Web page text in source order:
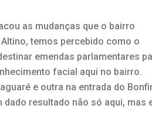
as mudanças que o bairro
temos percebido como o
emendas parlamentares
facial aqui no bairro.
e outra na entrada do
resultado não só aqui, mas